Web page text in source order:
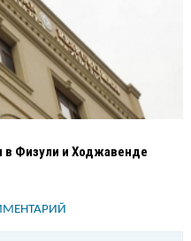
в Физули и Ходжавенде